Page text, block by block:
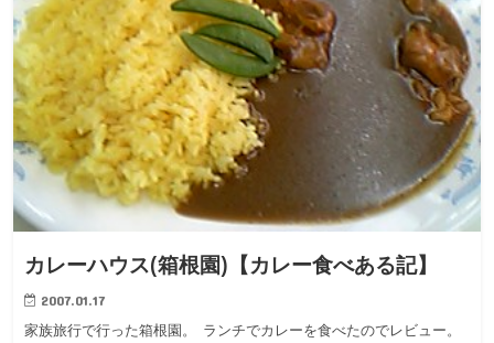
カレーハウス(箱根園)【カレー食べある記】
2007.01.17
家族旅行で行った箱根園。 ランチでカレーを食べたのでレビュー。